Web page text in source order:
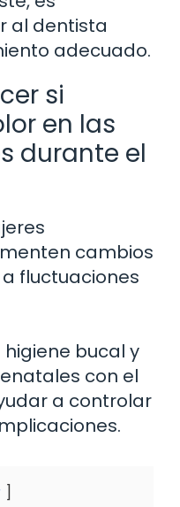
al dentista
adecuado.
si
en las
durante el
cambios
fluctuaciones
bucal y
con el
a controlar